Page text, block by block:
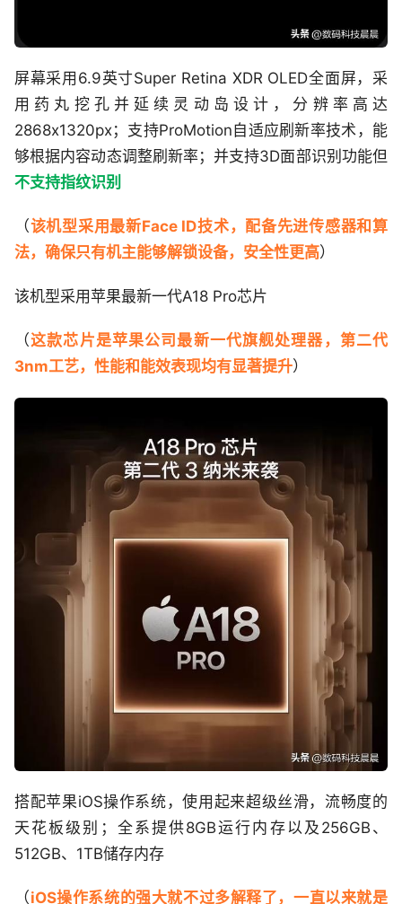
屏幕采用6.9英寸Super Retina XDR OLED全面屏，采
用药丸挖孔并延续灵动岛设计，分辨率高达
2868x1320px；支持ProMotion自适应刷新率技术，能
够根据内容动态调整刷新率；并支持3D面部识别功能但
不支持指纹识别
（该机型采用最新Face ID技术，配备先进传感器和算
法，确保只有机主能够解锁设备，安全性更高）
该机型采用苹果最新一代A18 Pro芯片
（这款芯片是苹果公司最新一代旗舰处理器，第二代
3nm工艺，性能和能效表现均有显著提升）
搭配苹果iOS操作系统，使用起来超级丝滑，流畅度的
天花板级别；全系提供8GB运行内存以及256GB、
512GB、1TB储存内存
（iOS操作系统的强大就不过多解释了，一直以来就是